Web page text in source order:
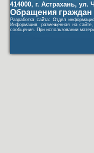
414000, г. Астрахань,
Обращения
Разработка сайта: Отдел
Информация, размещенная на сайте,
сообщения. При использовании